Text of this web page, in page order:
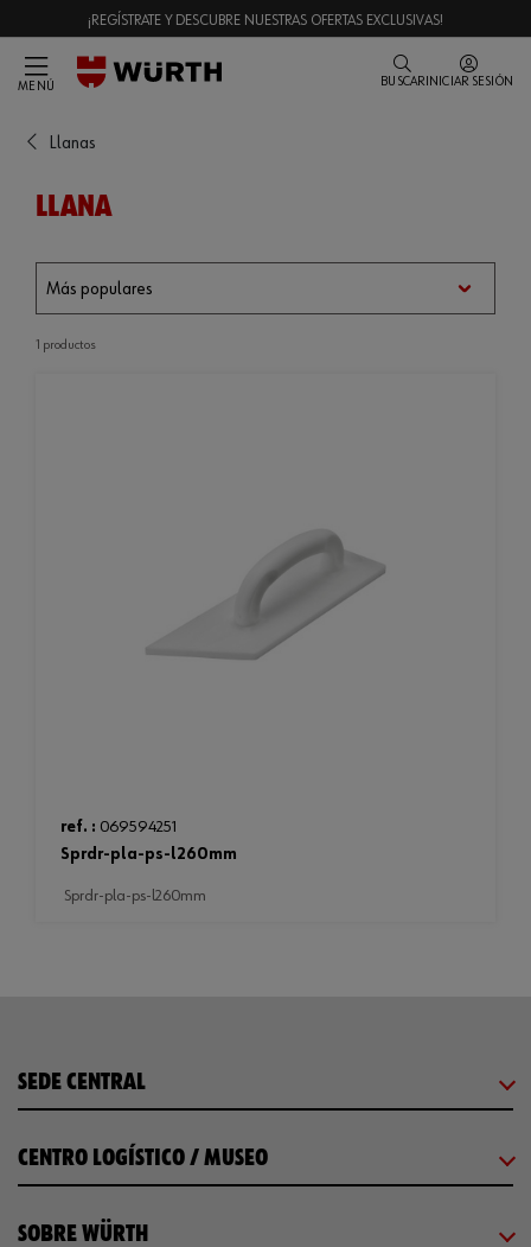
¡REGÍSTRATE Y DESCUBRE NUESTRAS OFERTAS EXCLUSIVAS!
MENÚ BUSCAR INICIAR SESIÓN
Llanas
LLANA
1 productos
ref. : 069594251
sprdr-pla-ps-l260mm
sprdr-pla-ps-l260mm
SEDE CENTRAL
CENTRO LOGÍSTICO / MUSEO
SOBRE WÜRTH